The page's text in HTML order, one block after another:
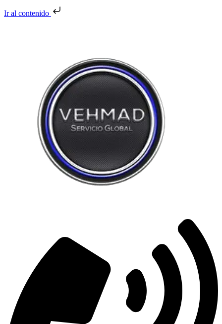
Ir al contenido